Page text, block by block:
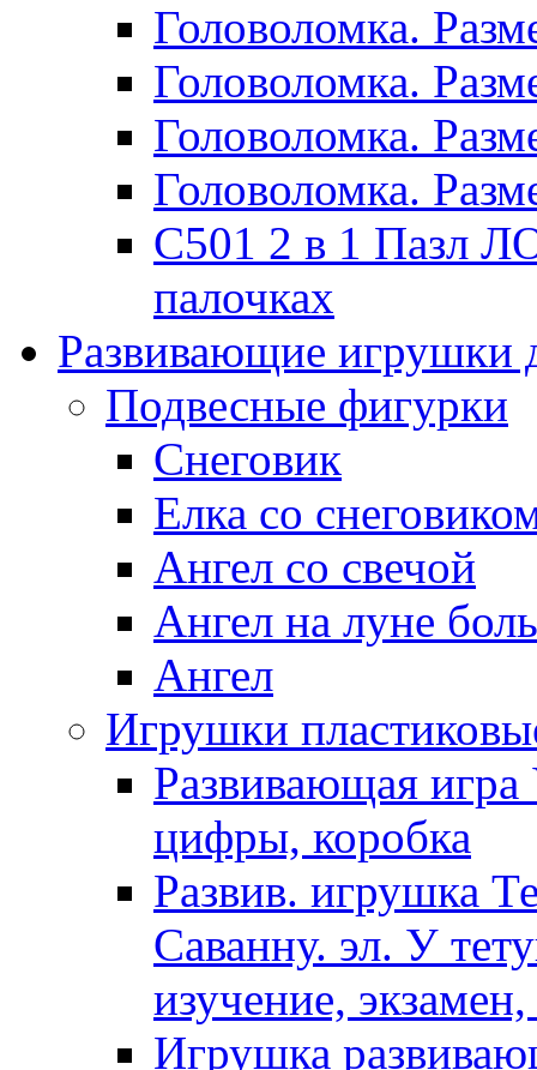
Головоломка.
Головоломка.
Головоломка.
Головоломка.
C501 2 в 1
палочках
Развивающие игрушки
Подвесные фигурки
Снеговик
Елка со
Ангел со свечой
Ангел на луне
Ангел
Игрушки
Развивающая
цифры, коробка
Развив. игрушка
Саванну. эл. У
изучение,
Игрушка